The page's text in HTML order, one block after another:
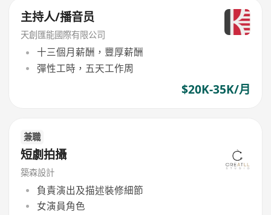
主持人/播音员
天創匯能國際有限公司
十三個月薪酬，豐厚薪酬
彈性工時，五天工作周
$20K-35K/月
兼職
短劇拍攝
築森設計
負責演出及描述裝修細節
女演員角色